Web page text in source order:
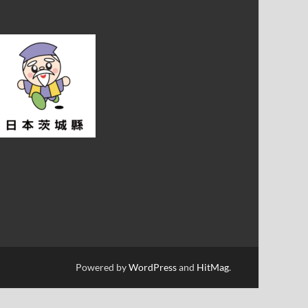
Powered byWordPressand HitMag.